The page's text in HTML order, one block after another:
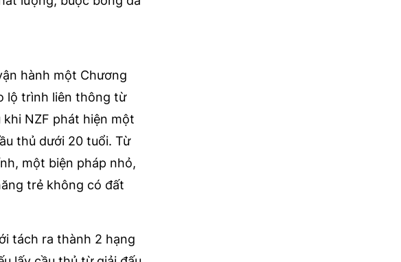
hành một Chương
lộ trình liên thông từ
NZF phát hiện một
thủ dưới 20 tuổi. Từ
một biện pháp nhỏ,
trẻ không có đất
tách ra thành 2 hạng